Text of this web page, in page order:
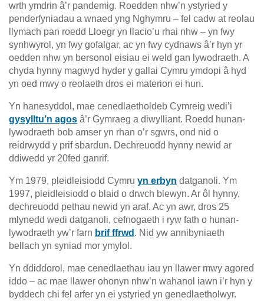
wrth ymdrin â’r pandemig. Roedden nhw’n ystyried y
penderfyniadau a wnaed yng Nghymru – fel cadw at reolau
llymach pan roedd Lloegr yn llacio’u rhai nhw – yn fwy
synhwyrol, yn fwy gofalgar, ac yn fwy cydnaws â’r hyn yr
oedden nhw yn bersonol eisiau ei weld gan lywodraeth. A
chyda hynny magwyd hyder y gallai Cymru ymdopi â hyd
yn oed mwy o reolaeth dros ei materion ei hun.
Yn hanesyddol, mae cenedlaetholdeb Cymreig wedi’i
gysylltu’n agos â’r Gymraeg a diwylliant. Roedd hunan-
lywodraeth bob amser yn rhan o’r sgwrs, ond nid o
reidrwydd y prif sbardun. Dechreuodd hynny newid ar
ddiwedd yr 20fed ganrif.
Ym 1979, pleidleisiodd Cymru yn erbyn datganoli. Ym
1997, pleidleisiodd o blaid o drwch blewyn. Ar ôl hynny,
dechreuodd pethau newid yn araf. Ac yn awr, dros 25
mlynedd wedi datganoli, cefnogaeth i ryw fath o hunan-
lywodraeth yw’r farn brif ffrwd . Nid yw annibyniaeth
bellach yn syniad mor ymylol.
Yn ddiddorol, mae cenedlaethau iau yn llawer mwy agored
iddo – ac mae llawer ohonyn nhw’n wahanol iawn i’r hyn y
byddech chi fel arfer yn ei ystyried yn genedlaetholwyr.